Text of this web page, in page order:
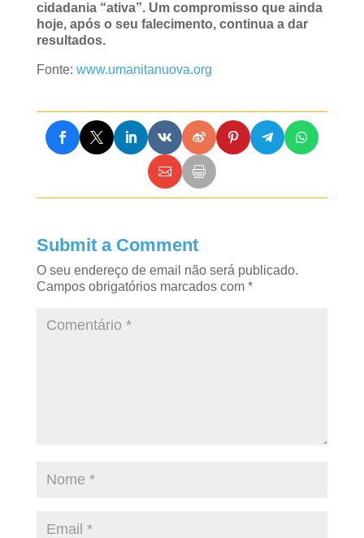
cidadania “ativa”. Um compromisso que ainda
hoje, após o seu falecimento, continua a dar
resultados.
Fonte: www.umanitanuova.org
Submit a Comment
O seu endereço de email não será publicado.
Campos obrigatórios marcados com *